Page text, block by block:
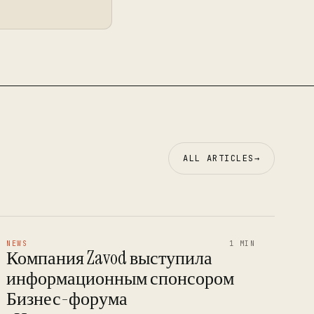
ALL ARTICLES→
NEWS 1 MIN
Компания Zavod выступила
информационным спонсором
Бизнес-форума